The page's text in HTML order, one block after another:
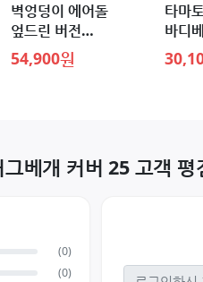
벽엉덩이 에어돌
엎드린 버전
수량한정판
54,900원
타마
바디
베개 커버 25 고객 평
(0)
(0)